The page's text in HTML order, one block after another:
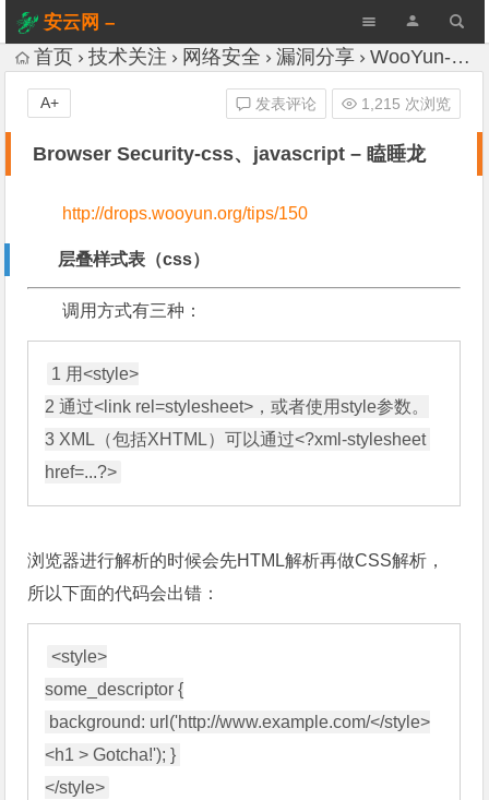
安云网 –
AnYun.ORG
首页 技术关注 网络安全 漏洞分享 WooYun-Drops
Browser Security-css、javascript – 瞌睡龙
发表评论 1,215 次浏览
A+
http://drops.wooyun.org/tips/150
层叠样式表（css）
调用方式有三种：
1 用<style>
2 通过<link rel=stylesheet>，或者使用style参数。
3 XML（包括XHTML）可以通过<?xml-stylesheet
浏览器进行解析的时候会先HTML解析再做CSS解析，
所以下面的代码会出错：
<style>
some_descriptor {
<h1 > Gotcha!'); }